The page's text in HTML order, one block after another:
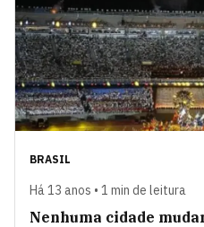
BRASIL
Há 13 anos • 1 min de leitura
Nenhuma cidade